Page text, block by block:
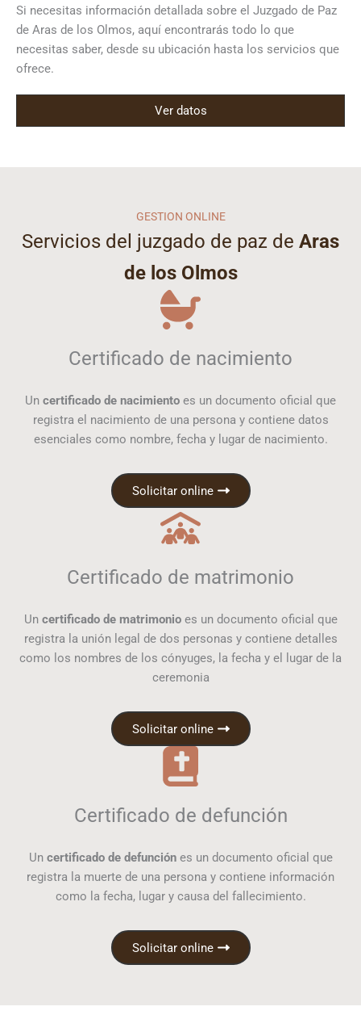
Si necesitas información detallada sobre el Juzgado de Paz
de Aras de los Olmos, aquí encontrarás todo lo que
necesitas saber, desde su ubicación hasta los servicios que
ofrece.
Ver datos
GESTION ONLINE
Servicios del juzgado de paz de Aras
de los Olmos
Certificado de nacimiento
Un certificado de nacimiento es un documento oficial que
registra el nacimiento de una persona y contiene datos
esenciales como nombre, fecha y lugar de nacimiento.
Solicitar online
Certificado de matrimonio
Un certificado de matrimonioes un documento oficial que
registra la unión legal de dos personas y contiene detalles
como los nombres de los cónyuges, la fecha y el lugar de la
ceremonia
Solicitar online
Certificado de defunción
Un certificado de defunciónes un documento oficial que
registra la muerte de una persona y contiene información
como la fecha, lugar y causa del fallecimiento.
Solicitar online